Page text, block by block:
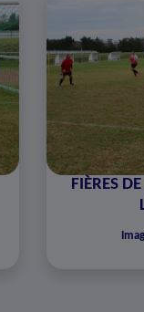
FIÈRES